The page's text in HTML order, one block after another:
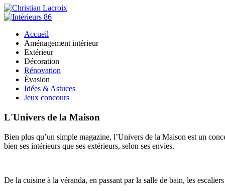
Accueil
Aménagement intérieur
Extérieur
Décoration
Rénovation
Évasion
Idées & Astuces
Jeux concours
L'Univers de la Maison
Bien plus qu’un simple magazine, l’Univers de la Maison est un
bien ses intérieurs que ses extérieurs, selon ses envies.
De la cuisine à la véranda, en passant par la salle de bain, les